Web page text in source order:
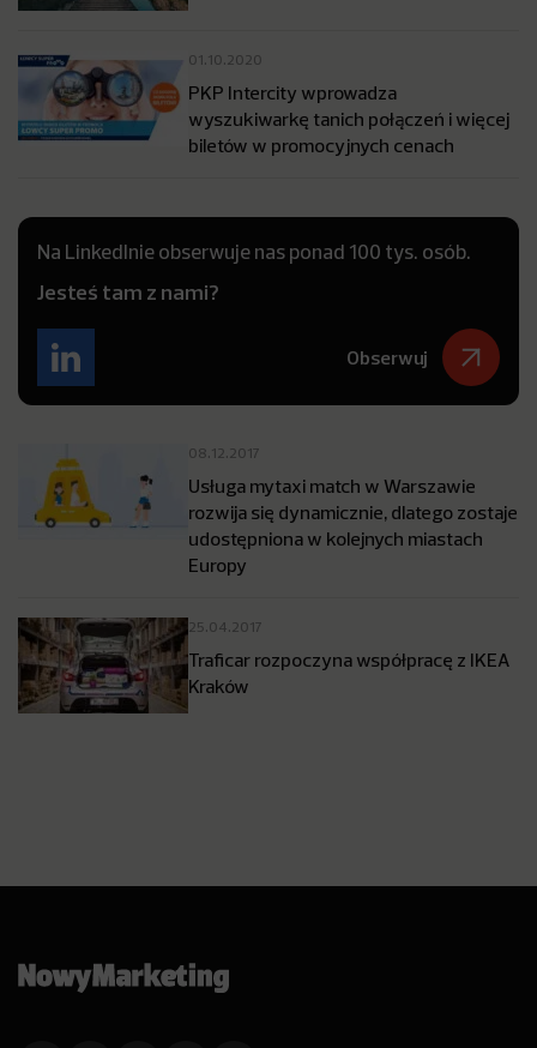
01.10.2020
PKP Intercity wprowadza
wyszukiwarkę tanich połączeń i więcej
biletów w promocyjnych cenach
Na LinkedInie obserwuje nas ponad 100 tys. osób.
Jesteś tam z nami?
Obserwuj
08.12.2017
Usługa mytaxi match w Warszawie
rozwija się dynamicznie, dlatego zostaje
udostępniona w kolejnych miastach
Europy
25.04.2017
Traficar rozpoczyna współpracę z IKEA
Kraków